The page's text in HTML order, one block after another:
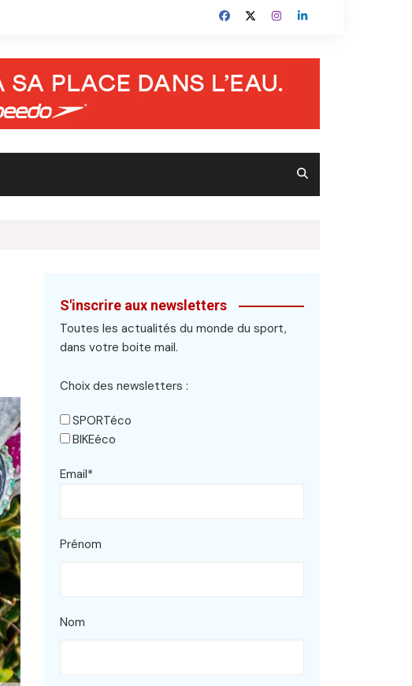
S'inscrire aux newsletters
Toutes les actualités du monde du sport,
dans votre boite mail.
Choix des newsletters :
SPORTéco
BIKEéco
Email*
Prénom
Nom